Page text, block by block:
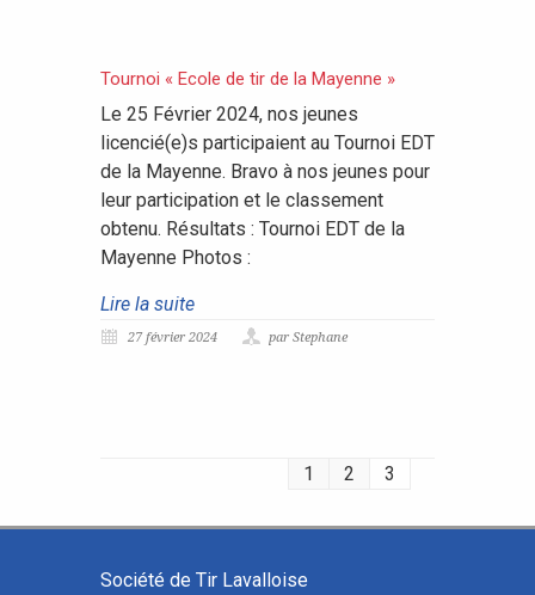
Tournoi « Ecole de tir de la Mayenne »
Le 25 Février 2024, nos jeunes
licencié(e)s participaient au Tournoi EDT
de la Mayenne. Bravo à nos jeunes pour
leur participation et le classement
obtenu. Résultats : Tournoi EDT de la
Mayenne Photos :
Lire la suite
27 février 2024 par Stephane
1 2 3
Société de Tir Lavalloise